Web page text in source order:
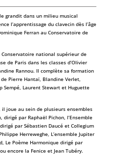
grandit dans un milieu musical
l’apprentissage du clavecin dès l’âge
Ferran au Conservatoire de
national supérieur de
de Paris dans les classes d’Olivier
Rannou. Il complète sa formation
Pierre Hantaï, Blandine Verlet,
Sempé, Laurent Stewart et Huguette
il joue au sein de plusieurs ensembles
dirigé par Raphaël Pichon, l’Ensemble
par Sébastien Daucé et Collegium
Herreweghe, L’ensemble Jupiter
Le Poème Harmonique dirigé par
encore la Fenice et Jean Tubéry.